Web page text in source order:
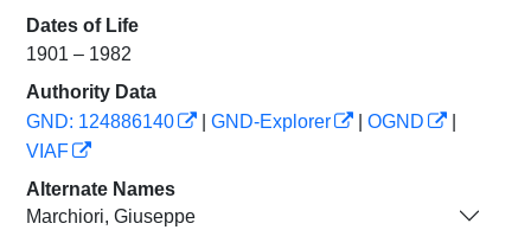
Dates of Life
1901 – 1982
Authority Data
GND: 124886140
GND-Explorer OGND
VIAF
Alternate Names
Marchiori, Giuseppe